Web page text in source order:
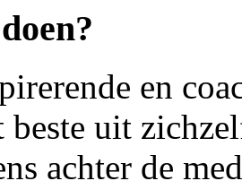
en
uit
achter de